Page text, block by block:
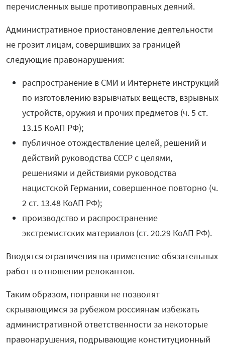
перечисленных выше противоправных деяний.
Административное приостановление деятельности
не грозит лицам, совершивших за границей
следующие правонарушения:
распространение в СМИ и Интернете инструкций
по изготовлению взрывчатых веществ, взрывных
устройств, оружия и прочих предметов (ч. 5 ст.
13.15 КоАП РФ);
публичное отождествление целей, решений и
действий руководства СССР с целями,
решениями и действиями руководства
нацистской Германии, совершенное повторно (ч.
2 ст. 13.48 КоАП РФ);
производство и распространение
экстремистских материалов (ст. 20.29 КоАП РФ).
Вводятся ограничения на применение обязательных
работ в отношении релокантов.
Таким образом, поправки не позволят
скрывающимся за рубежом россиянам избежать
административной ответственности за некоторые
правонарушения, подрывающие конституционный